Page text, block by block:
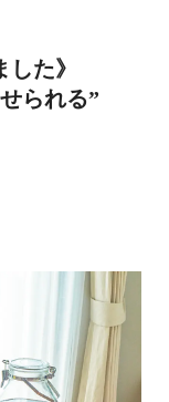
た》
られる”